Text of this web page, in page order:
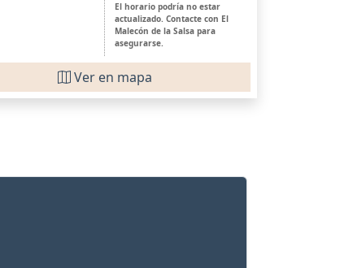
El horario podría no estar
actualizado. Contacte con El
Malecón de la Salsa para
asegurarse.
Ver en mapa